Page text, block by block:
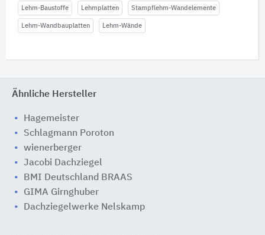
Lehm-Baustoffe Lehmplatten Stampflehm-Wandelemente
Lehm-Wandbauplatten Lehm-Wände
Ähnliche Hersteller
Hagemeister
Schlagmann Poroton
wienerberger
Jacobi Dachziegel
BMI Deutschland BRAAS
GIMA Girnghuber
Dachziegelwerke Nelskamp